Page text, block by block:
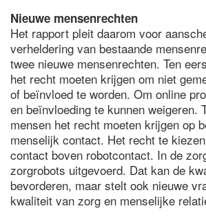
Nieuwe mensenrechten
Het rapport pleit daarom voor
verheldering van bestaande
twee nieuwe mensenrechten. Ten
het recht moeten krijgen om niet
of beïnvloed te worden. Om online
en beïnvloeding te kunnen weigeren.
mensen het recht moeten krijgen op
menselijk contact. Het recht te
contact boven robotcontact. In de
zorgrobots uitgevoerd. Dat kan de
bevorderen, maar stelt ook nieuwe
kwaliteit van zorg en menselijke